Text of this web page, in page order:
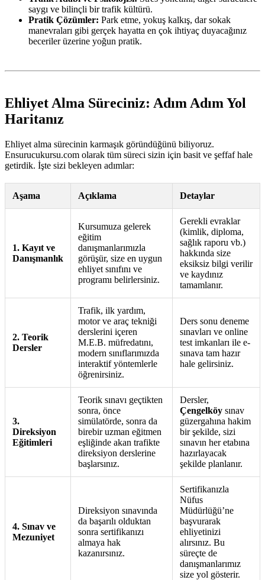
saygı ve bilinçli bir trafik kültürü.
Pratik Çözümler: Park etme, yokuş kalkış, dar sokak
manevraları gibi gerçek hayatta en çok ihtiyaç duyacağınız
beceriler üzerine yoğun pratik.
Ehliyet Alma Süreciniz: Adım Adım Yol
Haritanız
Ehliyet alma sürecinin karmaşık göründüğünü biliyoruz.
Ensurucukursu.com olarak tüm süreci sizin için basit ve şeffaf hale
getirdik. İşte sizi bekleyen adımlar:
Aşama Açıklama Detaylar
1. Kayıt ve
Danışmanlık
Kursumuza gelerek
eğitim
danışmanlarımızla
görüşür, size en uygun
ehliyet sınıfını ve
programı belirlersiniz.
Gerekli evraklar
(kimlik, diploma,
sağlık raporu vb.)
hakkında size
eksiksiz bilgi verilir
ve kaydınız
tamamlanır.
2. Teorik
Dersler
Trafik, ilk yardım,
motor ve araç tekniği
derslerini içeren
M.E.B. müfredatını,
modern sınıflarımızda
interaktif yöntemlerle
öğrenirsiniz.
Ders sonu deneme
sınavları ve online
test imkanları ile e-
sınava tam hazır
hale gelirsiniz.
3.
Direksiyon
Eğitimleri
Teorik sınavı geçtikten
sonra, önce
simülatörde, sonra da
birebir uzman eğitmen
eşliğinde akan trafikte
direksiyon derslerine
başlarsınız.
Dersler,
Çengelköy sınav
güzergahına hakim
bir şekilde, sizi
sınavın her etabına
hazırlayacak
şekilde planlanır.
4. Sınav ve
Mezuniyet
Direksiyon sınavında
da başarılı olduktan
sonra sertifikanızı
almaya hak
kazanırsınız.
Sertifikanızla
Nüfus
Müdürlüğü’ne
başvurarak
ehliyetinizi
alırsınız. Bu
süreçte de
danışmanlarımız
size yol gösterir.